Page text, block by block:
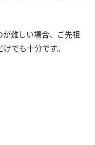
難しい場合、ご先祖
でも十分です。